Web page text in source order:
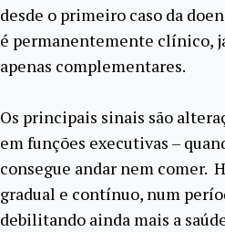
desde o primeiro caso da
é permanentemente clínico,
apenas complementares.
Os principais sinais são
em funções executivas –
consegue andar nem comer.
gradual e contínuo, num
debilitando ainda mais a